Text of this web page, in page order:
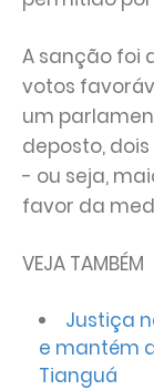
A sanção foi
votos
um
deposto,
- ou seja,
favor da
VEJA TAMBÉM
Justiça
e mantém
Tianguá